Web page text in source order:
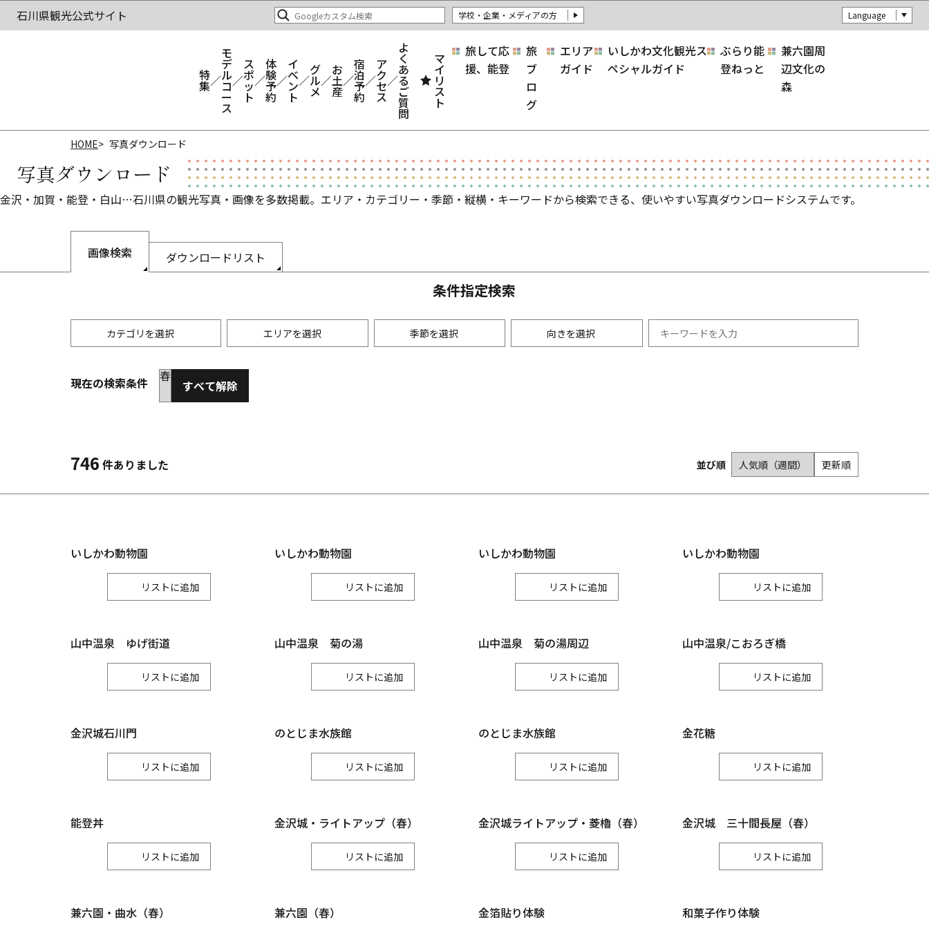
学校・企業・メディアの方 Language
特
集
モ
デ
ル
コ
ー
ス
ス
ポ
ッ
ト
体
験
予
約
イ
ベ
ン
ト
グ
ル
メ
お
土
産
宿
泊
予
約
ア
ク
セ
ス
よ
く
あ
る
ご
質
問
マ
イ
リ
ス
ト
旅して応
援、能登
旅
ブ
ロ
グ
エリア
ガイド
いしかわ文化観光ス
ペシャルガイド
ぶらり能
登ねっと
兼六園周
辺文化の
森
HOME 写真ダウンロード
写真ダウンロード
金沢・加賀・能登・白山…石川県の観光写真・画像を多数掲載。エリア・カテゴリー・季節・縦横・キーワードから検索できる、使いやすい写真ダウンロードシステムです。
画像検索 ダウンロードリスト
条件指定検索
カテゴリを選択 エリアを選択 季節を選択 向きを選択
歴史・文化
お土産
加賀
白山
春
4月
5月 8月 11月 2月
縦
現在の検索条件 春
すべて解除
746 件ありました 並び順 人気順（週間） 更新順
いしかわ動物園
リスト
いしかわ動物園
リスト
いしかわ動物園
リスト
いしかわ動物園
リスト
山中温泉 ゆげ街道
リスト
山中温泉 菊の湯
リスト
山中温泉 菊の湯周辺
リスト
山中温泉/こおろぎ橋
リスト
金沢城石川門
リスト
のとじま水族館
リスト
のとじま水族館
リスト
金花糖
リスト
能登丼
リスト
金沢城・ライトアップ（春）
リスト
金沢城ライトアップ・菱櫓（春）
リスト
金沢城 三十間長屋（春）
リスト
兼六園・曲水（春） 兼六園（春） 金箔貼り体験 和菓子作り体験